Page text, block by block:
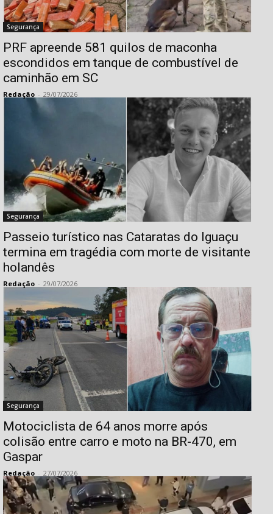
Segurança
PRF apreende 581 quilos de maconha
escondidos em tanque de combustível de
caminhão em SC
Redação - 29/07/2026
Segurança
Passeio turístico nas Cataratas do Iguaçu
termina em tragédia com morte de visitante
holandês
Redação - 29/07/2026
Segurança
Motociclista de 64 anos morre após
colisão entre carro e moto na BR-470, em
Gaspar
Redação - 27/07/2026